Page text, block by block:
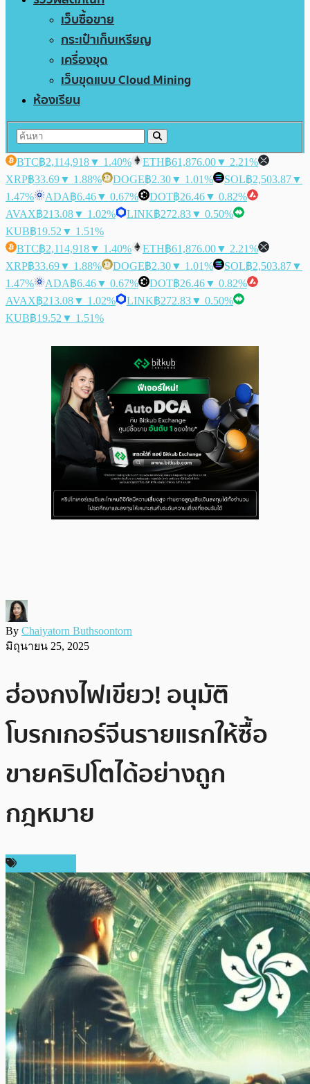
เว็บซื้อขาย
กระเป๋าเก็บเหรียญ
เครื่องขุด
เว็บขุดแบบ Cloud Mining
ห้องเรียน
BTC฿2,114,918▼ 1.40% ETH฿61,876.00▼ 2.21%
XRP฿33.69▼ 1.88% DOGE฿2.30▼ 1.01% SOL฿2,503.87▼
1.47%
ADA฿6.46▼ 0.67% DOT฿26.46▼ 0.82%
AVAX฿213.08▼ 1.02% LINK฿272.83▼ 0.50%
KUB฿19.52 ▼ 1.51%
BTC฿2,114,918▼ 1.40% ETH฿61,876.00▼ 2.21%
XRP฿33.69▼ 1.88% DOGE฿2.30▼ 1.01% SOL฿2,503.87▼
1.47%
ADA฿6.46▼ 0.67% DOT฿26.46▼ 0.82%
AVAX฿213.08▼ 1.02% LINK฿272.83▼ 0.50%
KUB฿19.52 ▼ 1.51%
By Chaiyatorn Buthsoontorn
มิถุนายน 25, 2025
ฮ่องกงไฟเขียว! อนุมัติ
โบรกเกอร์จีนรายแรกให้ซื้อ
ขายคริปโตได้อย่างถูก
กฎหมาย